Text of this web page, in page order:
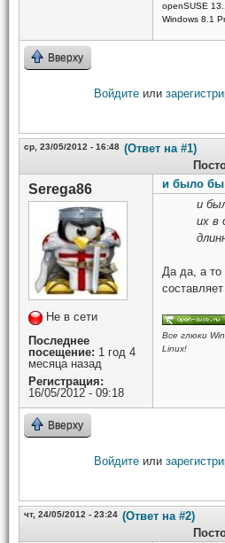
openSUSE
Windows 8.1
Вверху
Войдите или
ср, 23/05/2012 - 16:48 (Ответ на #1)
Serega86
Не в сети
Последнее
посещение: 1 год 4
месяца назад
Регистрация:
16/05/2012 - 09:18
и было бы
и
их в
Да да, а то
Все глюки
Linux!
Вверху
Войдите или
чт, 24/05/2012 - 23:24 (Ответ на #2)